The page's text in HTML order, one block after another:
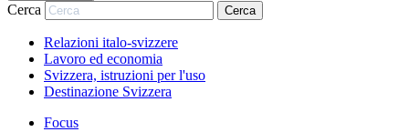
Cerca Cerca
Relazioni italo-svizzere
Lavoro ed economia
Svizzera, istruzioni per l'uso
Destinazione Svizzera
Focus